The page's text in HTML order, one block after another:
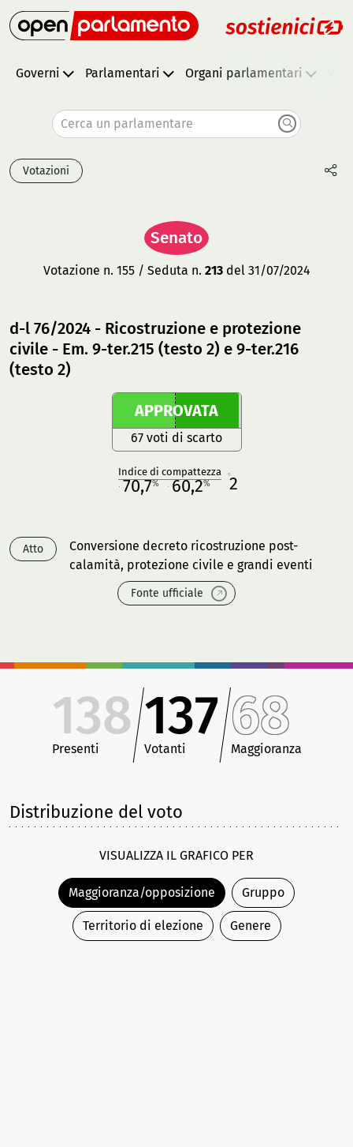
Governi Parlamentari Organi parlamentari
Cerca un parlamentare
Votazioni
Senato
Votazione n. 155 / Seduta n. 213del 31/07/2024
d-l 76/2024 - Ricostruzione e protezione
civile - Em. 9-ter.215 (testo 2) e 9-ter.216
(testo 2)
APPROVATA
67 voti di scarto
Indice di compattezza
70,7% 60,2% 2
Atto
Conversione decreto ricostruzione post-
calamità, protezione civile e grandi eventi
Fonte ufficiale
138
Presenti
137
Votanti
68
Maggioranza
Distribuzione del voto
VISUALIZZA IL GRAFICO PER
Maggioranza/opposizione Gruppo
Territorio di elezione Genere